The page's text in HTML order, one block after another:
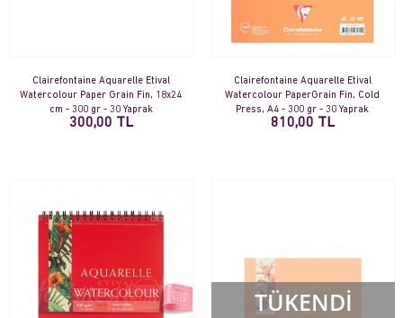
Clairefontaine Aquarelle Etival
Watercolour Paper Grain Fin, 18x24
cm - 300 gr - 30 Yaprak
300,00 TL
Clairefontaine Aquarelle Etival
Watercolour PaperGrain Fin, Cold
Press, A4 - 300 gr - 30 Yaprak
810,00 TL
TÜKENDİ